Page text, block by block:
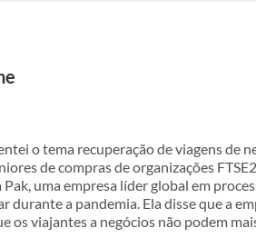
o tema recuperação de viagens de
de compras de organizações
uma empresa líder global em
durante a pandemia. Ela disse que a
os viajantes a negócios não podem